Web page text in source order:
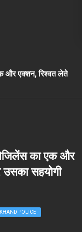
और एक्शन, रिश्वत लेते
का एक और
सहयोगी
POLICE